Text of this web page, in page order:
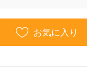
お気に入り